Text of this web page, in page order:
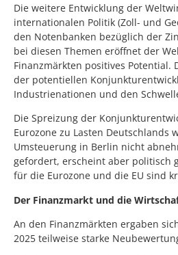
Die weitere Entwicklung der
internationalen Politik (Zoll- und
den Notenbanken bezüglich der
bei diesen Themen eröffnet der
Finanzmärkten positives Potential.
der potentiellen
Industrienationen und den
Die Spreizung der
Eurozone zu Lasten Deutschlands
Umsteuerung in Berlin nicht
gefordert, erscheint aber politisch
für die Eurozone und die EU sind
Der Finanzmarkt und die
An den Finanzmärkten ergaben
2025 teilweise starke